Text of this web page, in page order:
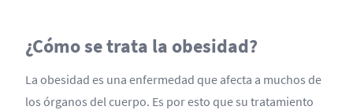
¿Cómo se trata la obesidad?
La obesidad es una enfermedad que afecta a muchos de
los órganos del cuerpo. Es por esto que su tratamiento